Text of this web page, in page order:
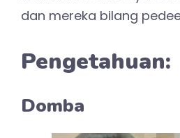
dan mereka bilang
Pengetahuan:
Domba